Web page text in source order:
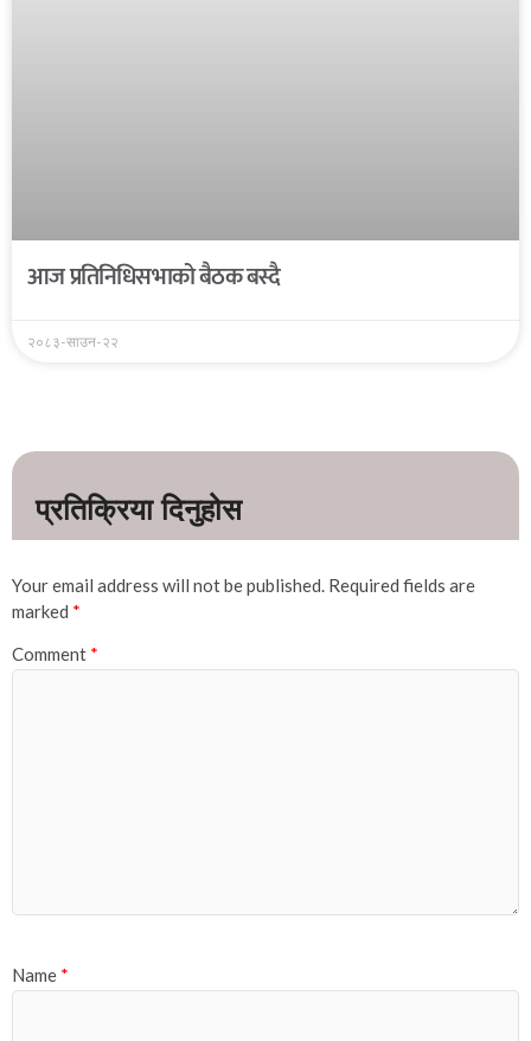
आज प्रतिनिधिसभाको बैठक बस्दै
२०८३-साउन-२२
Your email address will not be published. Required fields are
marked *
Comment *
Name *